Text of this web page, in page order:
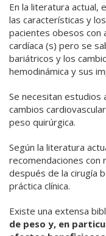
En la literatura actual,
las características y
pacientes obesos con
cardíaca (s) pero se
bariátricos y los
hemodinámica y sus
Se necesitan estudios
cambios
peso quirúrgica.
Según la literatura
recomendaciones con
después de la cirugía
práctica clínica.
Existe una extensa
de peso y, en